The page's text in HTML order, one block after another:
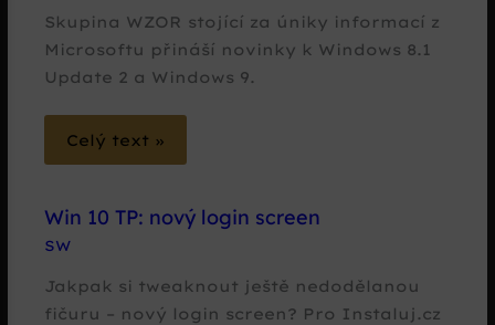
Skupina WZOR stojící za úniky informací z
Microsoftu přináší novinky k Windows 8.1
Update 2 a Windows 9.
Celý text »
Win 10 TP: nový login screen
SW
Jakpak si tweaknout ještě nedodělanou
fičuru – nový login screen? Pro Instaluj.cz